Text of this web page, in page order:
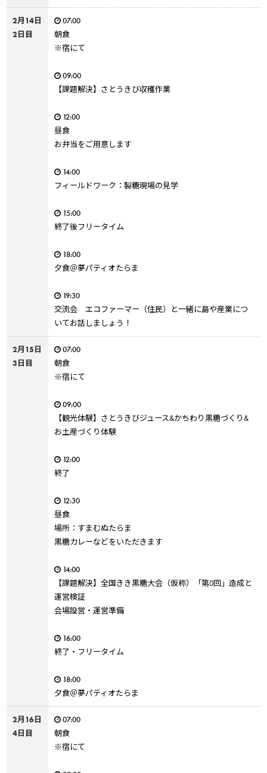
2月14日
2日目
07:00
朝食
※宿にて
09:00
【課題解決】さとうきび収穫作業
12:00
昼食
お弁当をご用意します
14:00
フィールドワーク：製糖現場の見学
15:00
終了後フリータイム
18:00
夕食＠夢パティオたらま
19:30
交流会 エコファーマー（住民）と一緒に島や産業につ
いてお話しましょう！
2月15日
3日目
07:00
朝食
※宿にて
09:00
【観光体験】さとうきびジュース&かちわり黒糖づくり&
お土産づくり体験
12:00
終了
12:30
昼食
場所：すまむぬたらま
黒糖カレーなどをいただきます
14:00
【課題解決】全国きき黒糖大会（仮称）「第0回」造成と
運営検証
会場設営・運営準備
16:00
終了・フリータイム
18:00
夕食＠夢パティオたらま
2月16日
4日目
07:00
朝食
※宿にて